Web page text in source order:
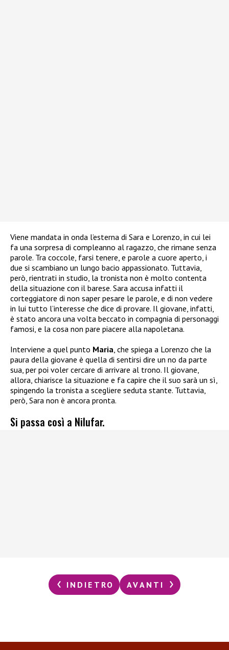
Viene mandata in onda l’esterna di Sara e Lorenzo, in cui lei
fa una sorpresa di compleanno al ragazzo, che rimane senza
parole. Tra coccole, farsi tenere, e parole a cuore aperto, i
due si scambiano un lungo bacio appassionato. Tuttavia,
però, rientrati in studio, la tronista non è molto contenta
della situazione con il barese. Sara accusa infatti il
corteggiatore di non saper pesare le parole, e di non vedere
in lui tutto l’interesse che dice di provare. Il giovane, infatti,
è stato ancora una volta beccato in compagnia di personaggi
famosi, e la cosa non pare piacere alla napoletana.
Interviene a quel punto Maria, che spiega a Lorenzo che la
paura della giovane è quella di sentirsi dire un no da parte
sua, per poi voler cercare di arrivare al trono. Il giovane,
allora, chiarisce la situazione e fa capire che il suo sarà un sì,
spingendo la tronista a scegliere seduta stante. Tuttavia,
però, Sara non è ancora pronta.
Si passa così a Nilufar.
INDIETRO AVANTI